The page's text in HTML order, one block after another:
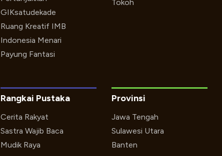
GIKsatudekade
Ruang Kreatif IMB
Indonesia Menari
Payung Fantasi
Tokoh
Rangkai Pustaka
Cerita Rakyat
Sastra Wajib Baca
Mudik Raya
Provinsi
Jawa Tengah
Sulawesi Utara
Banten